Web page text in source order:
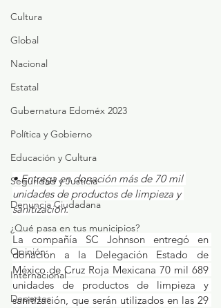
Cultura
Global
Nacional
Estatal
Gubernatura Edoméx 2023
Política y Gobierno
Educación y Cultura
Seguridad y Justicia
Denuncia Ciudadana
¿Qué pasa en tus municipios?
Opinión
Internacional
Deportes
• Entrega en donación más de 70 mil
unidades de productos de limpieza y
sanitización.
La compañía SC Johnson entregó en
donación a la Delegación Estado de
México de Cruz Roja Mexicana 70 mil 689
unidades de productos de limpieza y
sanitización, que serán utilizados en las 29